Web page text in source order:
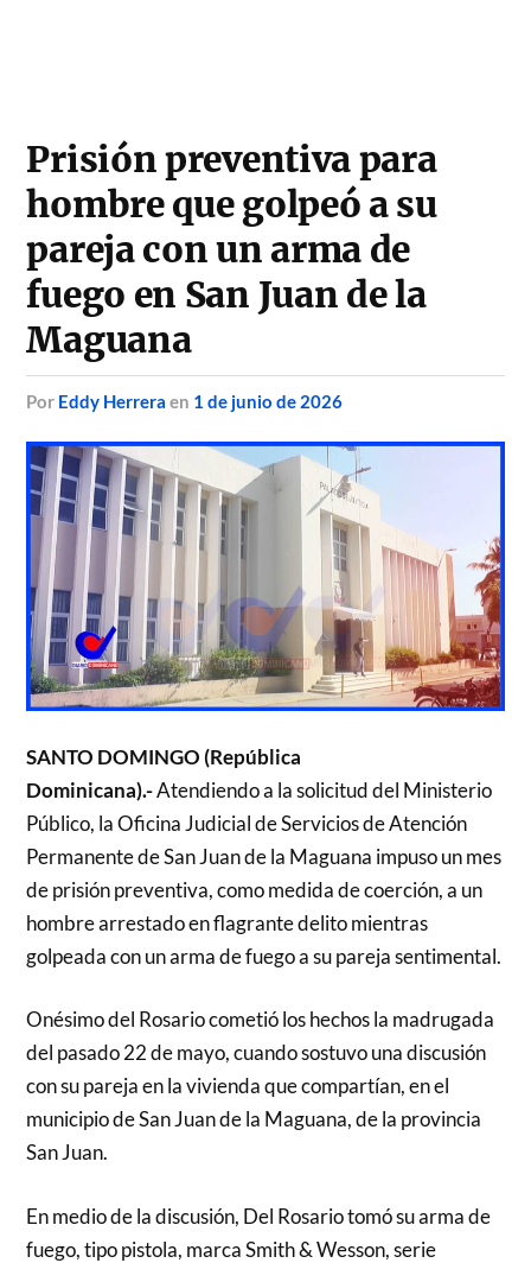
Prisión preventiva para
hombre que golpeó a su
pareja con un arma de
fuego en San Juan de la
Maguana
por Eddy Herrera en 1 de junio de 2026
SANTO DOMINGO (República
Dominicana).-Atendiendo a la solicitud del Ministerio
Público, la Oficina Judicial de Servicios de Atención
Permanente de San Juan de la Maguana impuso un mes
de prisión preventiva, como medida de coerción, a un
hombre arrestado en flagrante delito mientras
golpeada con un arma de fuego a su pareja sentimental.
Onésimo del Rosario cometió los hechos la madrugada
del pasado 22 de mayo, cuando sostuvo una discusión
con su pareja en la vivienda que compartían, en el
municipio de San Juan de la Maguana, de la provincia
San Juan.
En medio de la discusión, Del Rosario tomó su arma de
fuego, tipo pistola, marca Smith & Wesson, serie